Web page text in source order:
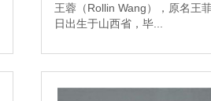
王蓉（Rollin Wang），原名王
日出生于山西省，毕...